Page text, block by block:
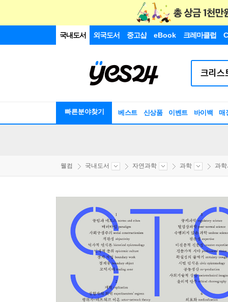
국내도서 외국도서 중고샵 eBook 크레마클럽
빠른분야찾기 베스트 신상품 이벤트 바이백 매
웰컴 국내도서 자연과학 과학 과